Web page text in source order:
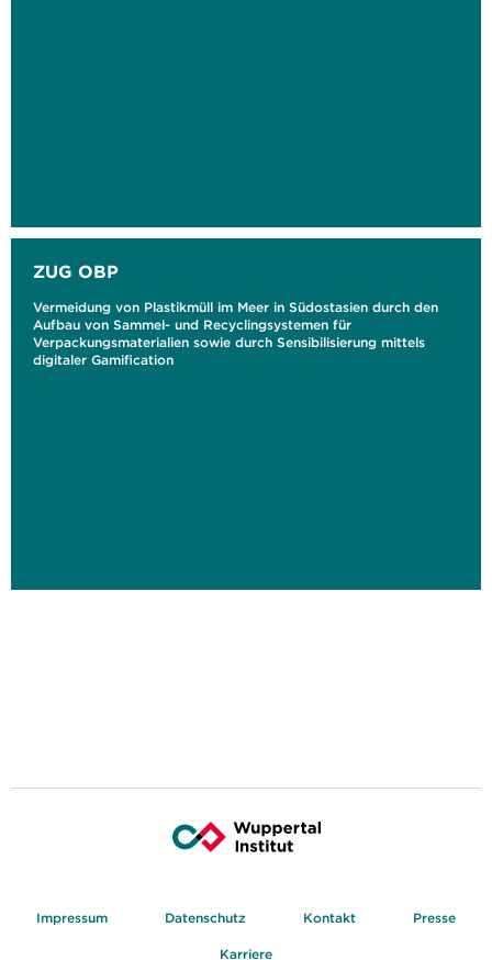
ZUG OBP
Vermeidung von Plastikmüll im Meer in Südostasien durch den
Aufbau von Sammel- und Recyclingsystemen für
Verpackungsmaterialien sowie durch Sensibilisierung mittels
digitaler Gamification
Impressum Datenschutz Kontakt Presse
Karriere